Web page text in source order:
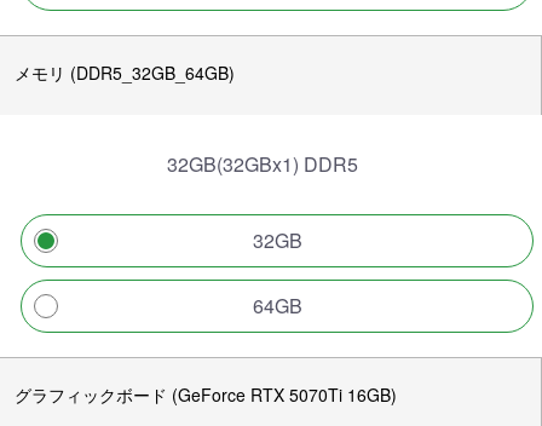
メモリ (DDR5_32GB_64GB)
32GB(32GBx1) DDR5
32GB
64GB
グラフィックボード (GeForce RTX 5070Ti 16GB)